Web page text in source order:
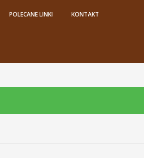
POLECANE LINKI KONTAKT